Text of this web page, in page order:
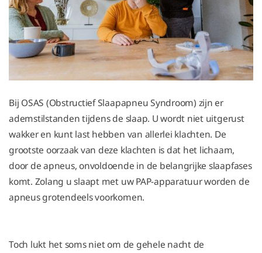
Bij OSAS (Obstructief Slaapapneu Syndroom) zijn er
ademstilstanden tijdens de slaap. U wordt niet uitgerust
wakker en kunt last hebben van allerlei klachten. De
grootste oorzaak van deze klachten is dat het lichaam,
door de apneus, onvoldoende in de belangrijke slaapfases
komt. Zolang u slaapt met uw PAP-apparatuur worden de
apneus grotendeels voorkomen.
Toch lukt het soms niet om de gehele nacht de